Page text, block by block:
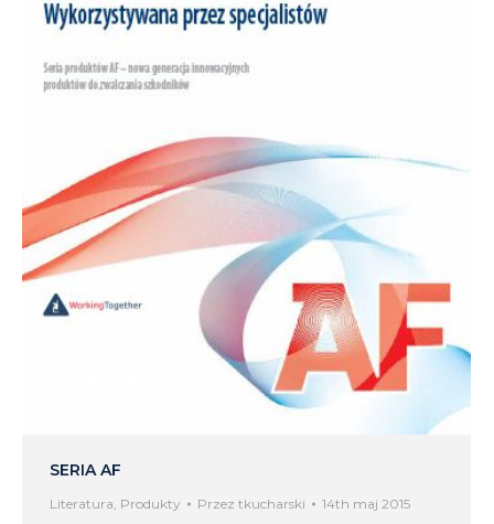
SERIA AF
Literatura Produkty Przez tkucharski 14th maj 2015